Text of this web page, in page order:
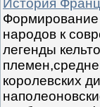
История
Формирование
народов к
легенды
королевских